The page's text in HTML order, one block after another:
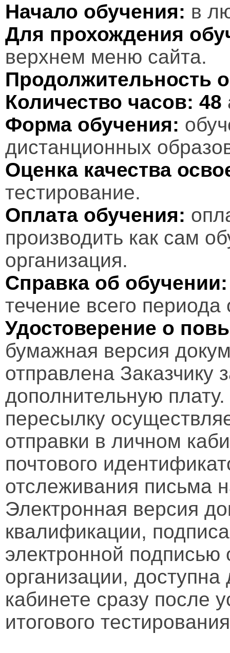
Начало обучения: в
Для прохождения
верхнем меню сайта.
Продолжительность
Количество часов: 48
Форма обучения:
дистанционных
Оценка качества
тестирование.
Оплата обучения:
производить как сам
организация.
Справка об обучении:
течение всего периода
Удостоверение о
бумажная версия
отправлена Заказчику
дополнительную
пересылку
отправки в личном
почтового
отслеживания письма
Электронная версия
квалификации,
электронной подписью
организации,
кабинете сразу после
итогового